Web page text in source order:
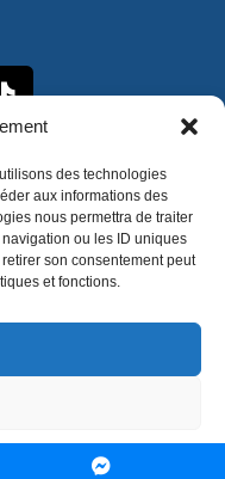
des technologies
aux informations des
nous permettra de traiter
ou les ID uniques
son consentement peut
et fonctions.
|Mentions